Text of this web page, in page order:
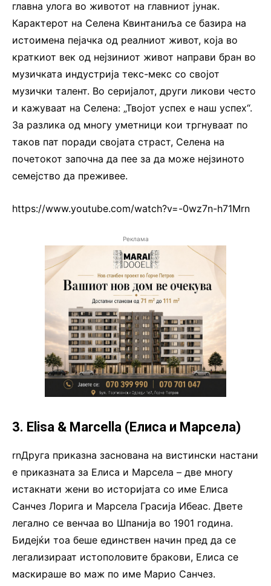
главна улога во животот на главниот јунак.
Карактерот на Селена Квинтаниља се базира на
истоимена пејачка од реалниот живот, која во
краткиот век од нејзиниот живот направи бран во
музичката индустрија текс-мекс со својот
музички талент. Во серијалот, други ликови често
и кажуваат на Селена: „Твојот успех е наш успех“.
За разлика од многу уметници кои тргнуваат по
таков пат поради својата страст, Селена на
почетокот започна да пее за да може нејзиното
семејство да преживее.
https://www.youtube.com/watch?v=-0wz7n-h71Mrn
Реклама
3. Elisa & Marcella (Елиса и Марсела)
rnДруга приказна заснована на вистински настани
e приказната за Елиса и Марсела – две многу
истакнати жени во историјата со име Елиса
Санчез Лорига и Марсела Грасија Ибеас. Двете
легално се венчаа во Шпанија во 1901 година.
Бидејќи тоа беше единствен начин пред да се
легализираат истополовите бракови, Елиса се
маскираше во маж по име Марио Санчез.